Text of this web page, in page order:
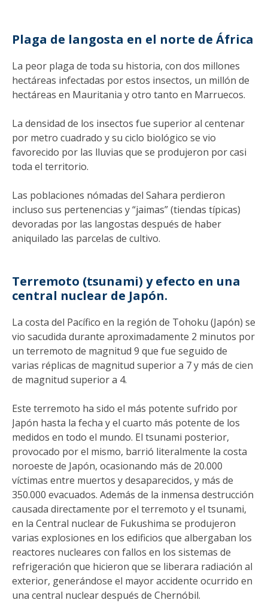
Plaga de langosta en el norte de África
La peor plaga de toda su historia, con dos millones
hectáreas infectadas por estos insectos, un millón de
hectáreas en Mauritania y otro tanto en Marruecos.
La densidad de los insectos fue superior al centenar
por metro cuadrado y su ciclo biológico se vio
favorecido por las lluvias que se produjeron por casi
toda el territorio.
Las poblaciones nómadas del Sahara perdieron
incluso sus pertenencias y “jaimas” (tiendas típicas)
devoradas por las langostas después de haber
aniquilado las parcelas de cultivo.
Terremoto (tsunami) y efecto en una
central nuclear de Japón.
La costa del Pacífico en la región de Tohoku (Japón) se
vio sacudida durante aproximadamente 2 minutos por
un terremoto de magnitud 9 que fue seguido de
varias réplicas de magnitud superior a 7 y más de cien
de magnitud superior a 4.
Este terremoto ha sido el más potente sufrido por
Japón hasta la fecha y el cuarto más potente de los
medidos en todo el mundo. El tsunami posterior,
provocado por el mismo, barrió literalmente la costa
noroeste de Japón, ocasionando más de 20.000
víctimas entre muertos y desaparecidos, y más de
350.000 evacuados. Además de la inmensa destrucción
causada directamente por el terremoto y el tsunami,
en la Central nuclear de Fukushima se produjeron
varias explosiones en los edificios que albergaban los
reactores nucleares con fallos en los sistemas de
refrigeración que hicieron que se liberara radiación al
exterior, generándose el mayor accidente ocurrido en
una central nuclear después de Chernóbil.